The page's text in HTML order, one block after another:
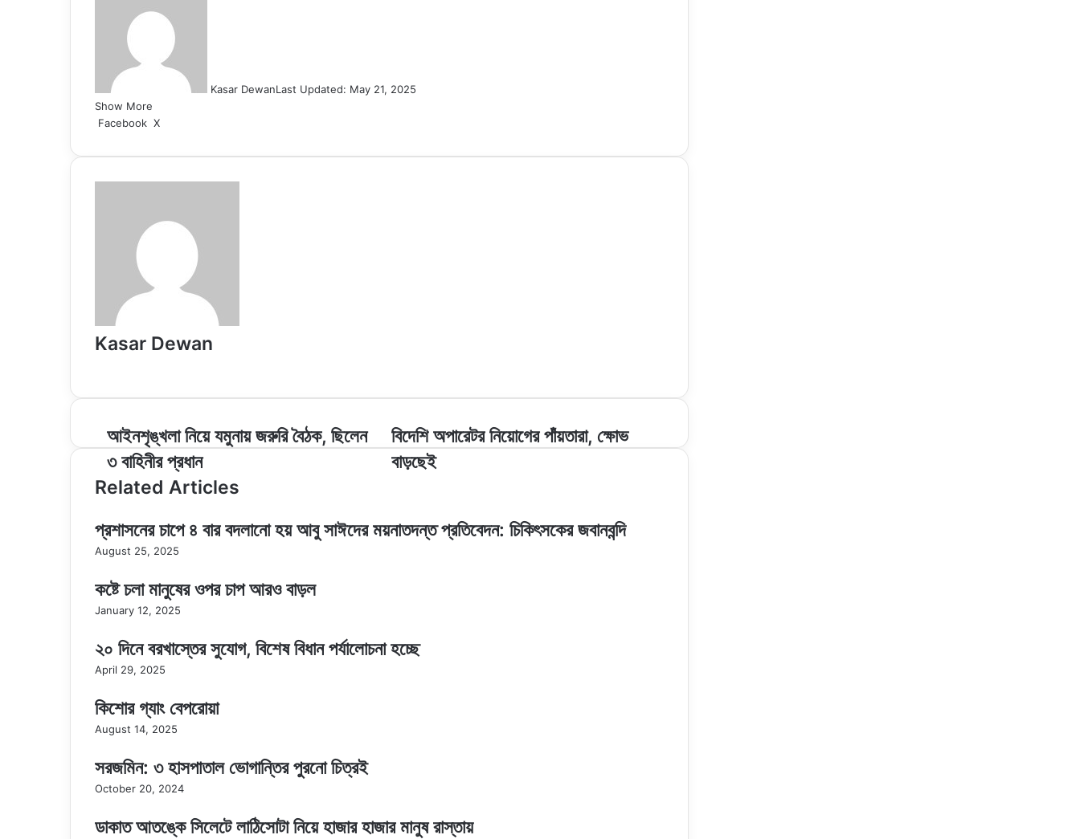
Kasar DewanLast Updated: May 21, 2025
Show More
Facebook X
Email
Kasar Dewan
আইনশৃঙ্খলা
নিয়ে
যমুনায়
জরুরি
বৈঠক,
৩
বাহিনীর
আইনশৃঙ্খলা নিয়ে যমুনায় জরুরি বৈঠক, ছিলেন
৩ বাহিনীর প্রধান
বিদেশি
অপারেটর
নিয়োগের
বিদেশি অপারেটর নিয়োগের পাঁয়তারা, ক্ষোভ
বাড়ছেই
Related Articles
প্রশাসনের চাপে ৪ বার বদলানো হয় আবু সাঈদের ময়নাতদন্ত প্রতিবেদন: চিকিৎসকের জবানবন্দি
August 25, 2025
কষ্টে চলা মানুষের ওপর চাপ আরও বাড়ল
January 12, 2025
২০ দিনে বরখাস্তের সুযোগ, বিশেষ বিধান পর্যালোচনা হচ্ছে
April 29, 2025
কিশোর গ্যাং বেপরোয়া
August 14, 2025
সরজমিন: ৩ হাসপাতাল ভোগান্তির পুরনো চিত্রই
October 20, 2024
ডাকাত আতঙ্কে সিলেটে লাঠিসোটা নিয়ে হাজার হাজার মানুষ রাস্তায়